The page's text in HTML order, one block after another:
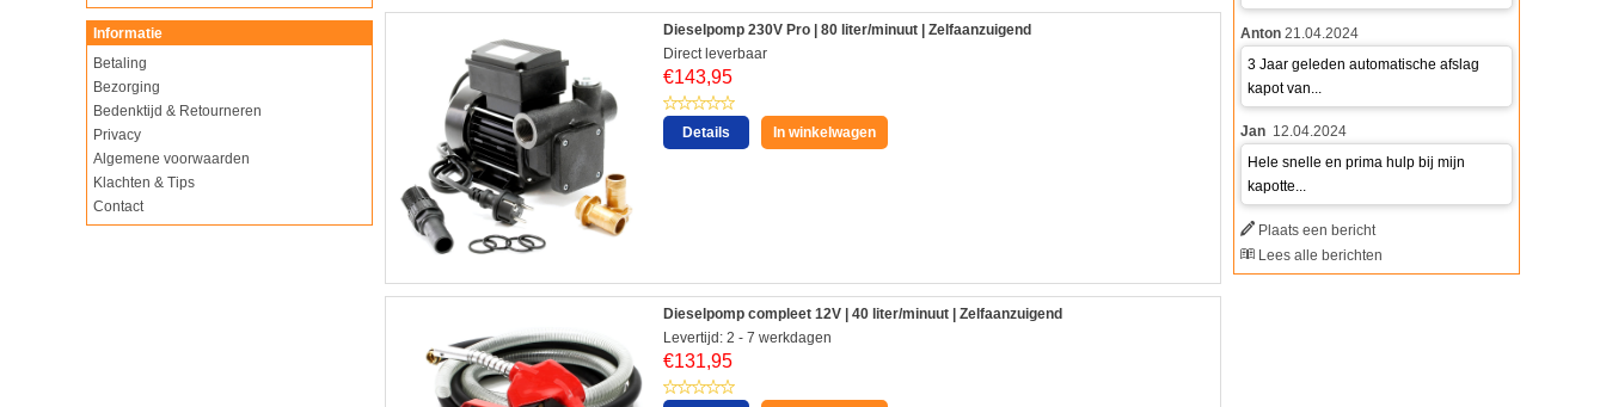
Informatie
Betaling
Bezorging
Bedenktijd & Retourneren
Privacy
Algemene voorwaarden
Klachten & Tips
Contact
Dieselpomp 230V Pro | 80 liter/minuut | Zelfaanzuigend
Direct leverbaar
€143,95
Details In winkelwagen
Dieselpomp compleet 12V | 40 liter/minuut | Zelfaanzuigend
Levertijd: 2 - 7 werkdagen
€131,95
Anton 21.04.2024
3 Jaar geleden automatische afslag
kapot van...
Jan 12.04.2024
Hele snelle en prima hulp bij mijn
kapotte...
Plaats een bericht
Lees alle berichten